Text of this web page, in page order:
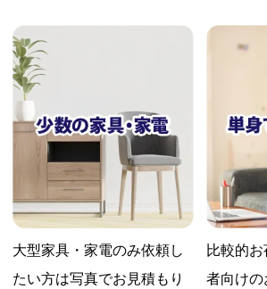
大型家具・家電のみ依頼し
たい方は写真でお見積もり
比較的
者向け